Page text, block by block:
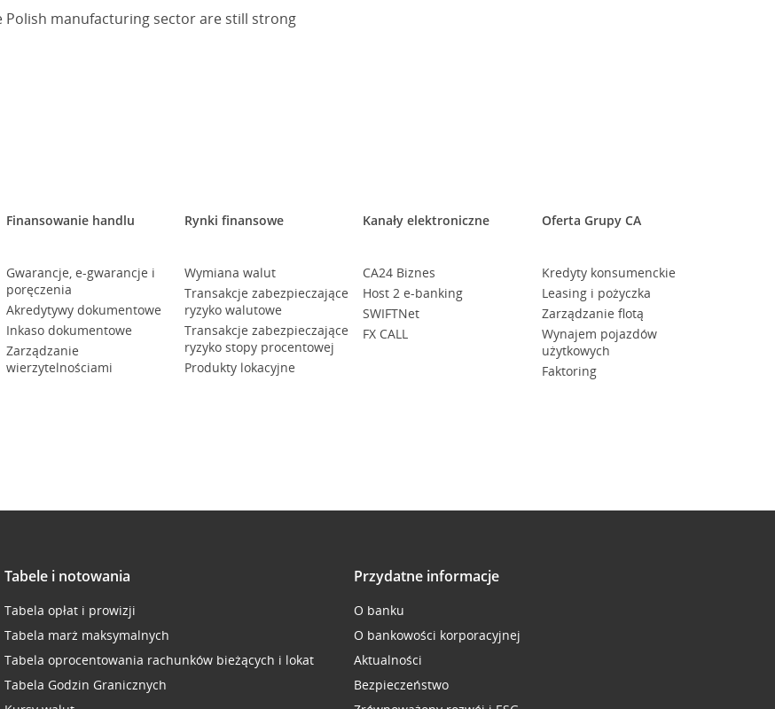
Polish manufacturing sector are still strong
Finansowanie handlu
Gwarancje, e-gwarancje i
poręczenia
Akredytywy dokumentowe
Inkaso dokumentowe
Zarządzanie
wierzytelnościami
Rynki finansowe
Wymiana walut
Transakcje zabezpieczające
ryzyko walutowe
Transakcje zabezpieczające
ryzyko stopy procentowej
Produkty lokacyjne
Kanały elektroniczne
CA24 Biznes
Host 2 e-banking
SWIFTNet
FX CALL
Oferta Grupy CA
Kredyty konsumenckie
Leasing i pożyczka
Zarządzanie flotą
Wynajem pojazdów
użytkowych
Faktoring
Tabele i notowania
Tabela opłat i prowizji
Tabela marż maksymalnych
Tabela oprocentowania rachunków bieżących i lokat
Tabela Godzin Granicznych
Przydatne informacje
O banku
O bankowości korporacyjnej
Aktualności
Bezpieczeństwo